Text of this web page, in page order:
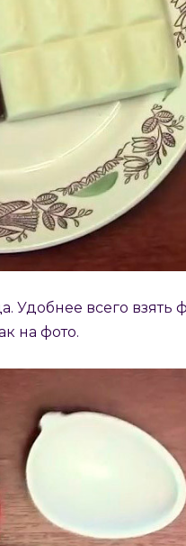
Удобнее всего взять
на фото.